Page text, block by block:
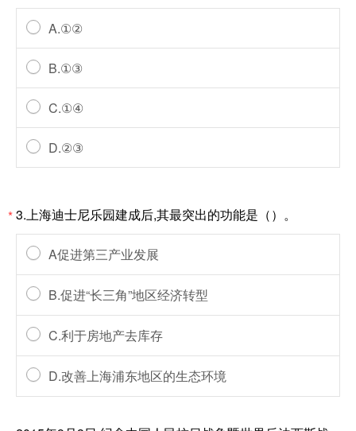
A.①②
B.①③
C.①④
D.②③
*3.上海迪士尼乐园建成后,其最突出的功能是（）。
A促进第三产业发展
B.促进“长三角”地区经济转型
C.利于房地产去库存
D.改善上海浦东地区的生态环境